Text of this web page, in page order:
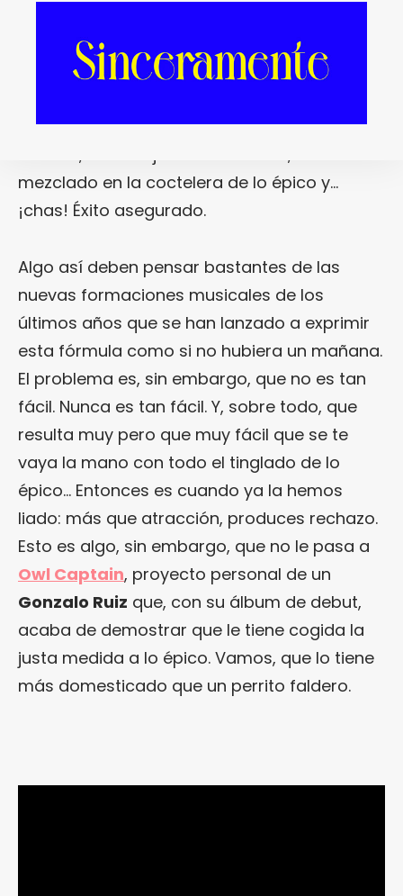
también. De hecho, lo que acaba triunfando
al final es una mezcla de todo un poquito:
más allá una pizca de alma pop y, si te
atreves, una miaja de electrónica, todo
mezclado en la coctelera de lo épico y…
¡chas! Éxito asegurado.
Algo así deben pensar bastantes de las
nuevas formaciones musicales de los
últimos años que se han lanzado a exprimir
esta fórmula como si no hubiera un mañana.
El problema es, sin embargo, que no es tan
fácil. Nunca es tan fácil. Y, sobre todo, que
resulta muy pero que muy fácil que se te
vaya la mano con todo el tinglado de lo
épico… Entonces es cuando ya la hemos
liado: más que atracción, produces rechazo.
Esto es algo, sin embargo, que no le pasa a
Owl Captain, proyecto personal de un
Gonzalo Ruiz que, con su álbum de debut,
acaba de demostrar que le tiene cogida la
justa medida a lo épico. Vamos, que lo tiene
más domesticado que un perrito faldero.